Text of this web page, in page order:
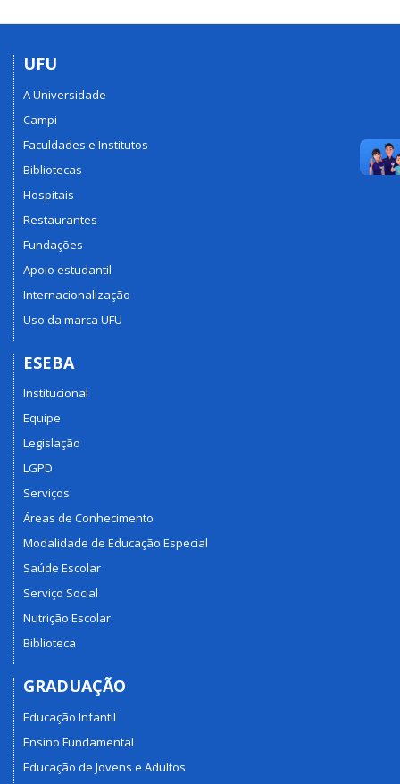
UFU
A Universidade
Campi
Faculdades e Institutos
Bibliotecas
Hospitais
Restaurantes
Fundações
Apoio estudantil
Internacionalização
Uso da marca UFU
ESEBA
Institucional
Equipe
Legislação
LGPD
Serviços
Áreas de Conhecimento
Modalidade de Educação Especial
Saúde Escolar
Serviço Social
Nutrição Escolar
Biblioteca
GRADUAÇÃO
Educação Infantil
Ensino Fundamental
Educação de Jovens e Adultos